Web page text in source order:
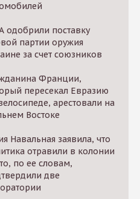
одобрили поставку
партии оружия
за счет союзников
Франции,
пересекал Евразию
арестовали на
Востоке
Навальная заявила, что
отравили в колонии
по ее словам,
две